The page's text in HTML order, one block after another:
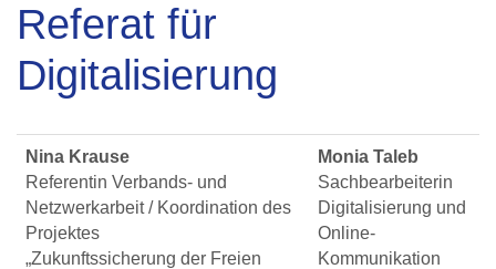
Referat für
Digitalisierung
Nina Krause
Referentin Verbands- und
Netzwerkarbeit / Koordination des
Projektes
„Zukunftssicherung der Freien
Monia Taleb
Sachbearbeiterin
Digitalisierung und
Online-
Kommunikation